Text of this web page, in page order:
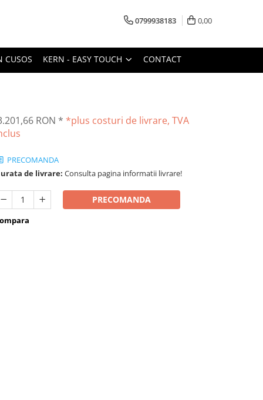
0799938183 0,00
CUSOS KERN - EASY TOUCH CONTACT
RON * *plus costuri de livrare, TVA
PRECOMANDA
de livrare: Consulta pagina informatii livrare!
PRECOMANDA